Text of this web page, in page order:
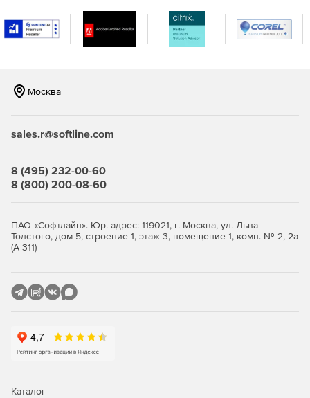
наименований отходов. Отчет системы «Отходы
строительства» содержит сведения об объеме
веществ, расчетные формулы и коэффициенты и
позволяет быстро рассчитывать отходы на
формате Microsoft Word с указаниями формул и
«Отходы автотранспорта 2.0»
количество отходов производства и потребления
«АТП-Отходы 1.2»служит для расчета отходов
«Отходы абразивных изделий 1.0»
«Отходы котельных 1.0»
Москва
sales.r@softline.com
8 (495) 232-00-60
8 (800) 200-08-60
ПАО «Софтлайн». Юр. адрес: 119021, г. Москва, ул. Льва
Толстого, дом 5, строение 1, этаж 3, помещение 1, комн. № 2, 2а
(А-311)
Каталог